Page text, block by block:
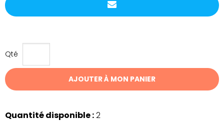
Qté
AJOUTER À MON PANIER
Quantité disponible :2